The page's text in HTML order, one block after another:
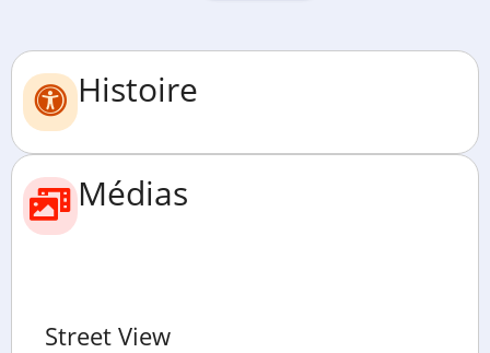
Histoire
Médias
Street View